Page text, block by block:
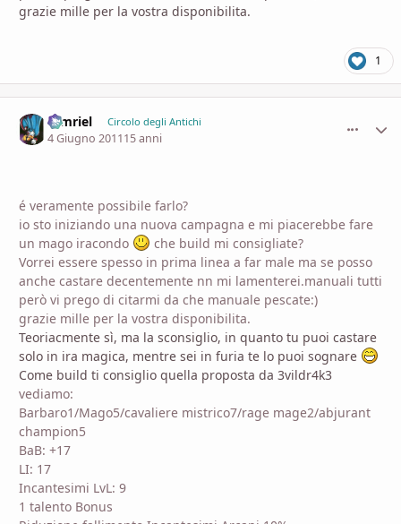
grazie mille per la vostra disponibilita.
1
tamriel Circolo degli Antichi
4 Giugno 201115 anni
é veramente possibile farlo?
io sto iniziando una nuova campagna e mi piacerebbe fare
un mago iracondo
che build mi consigliate?
Vorrei essere spesso in prima linea a far male ma se posso
anche castare decentemente nn mi lamenterei.manuali tutti
però vi prego di citarmi da che manuale pescate:)
grazie mille per la vostra disponibilita.
Teoriacmente sì, ma la sconsiglio, in quanto tu puoi castare
solo in ira magica, mentre sei in furia te lo puoi sognare
Come build ti consiglio quella proposta da 3vildr4k3
vediamo:
Barbaro1/Mago5/cavaliere mistrico7/rage mage2/abjurant
champion5
BaB: +17
LI: 17
Incantesimi LvL: 9
1 talento Bonus